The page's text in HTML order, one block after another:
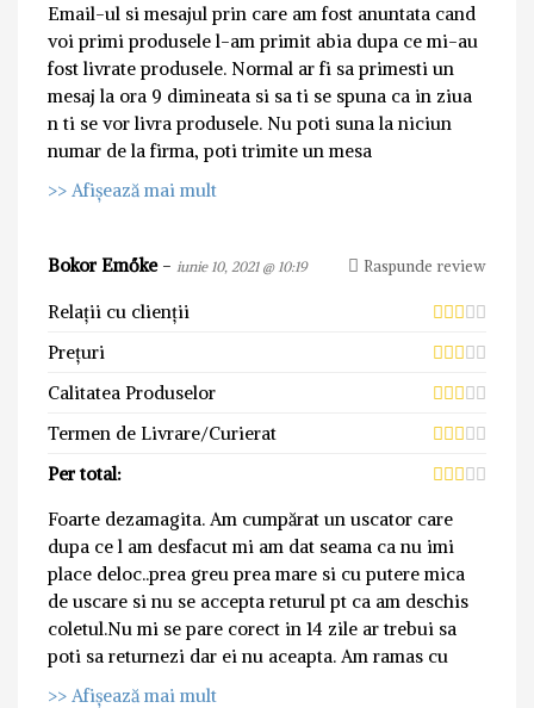
Email-ul si mesajul prin care am fost anuntata cand
voi primi produsele l-am primit abia dupa ce mi-au
fost livrate produsele. Normal ar fi sa primesti un
mesaj la ora 9 dimineata si sa ti se spuna ca in ziua
n ti se vor livra produsele. Nu poti suna la niciun
numar de la firma, poti trimite un mesa
>> Afișează mai mult
Bokor Emőke- iunie 10, 2021 @ 10:19 Raspunde review
Relații cu clienții
Prețuri
Calitatea Produselor
Termen de Livrare/Curierat
Per total:
Foarte dezamagita. Am cumpărat un uscator care
dupa ce l am desfacut mi am dat seama ca nu imi
place deloc..prea greu prea mare si cu putere mica
de uscare si nu se accepta returul pt ca am deschis
coletul.Nu mi se pare corect in 14 zile ar trebui sa
poti sa returnezi dar ei nu aceapta. Am ramas cu
>> Afișează mai mult